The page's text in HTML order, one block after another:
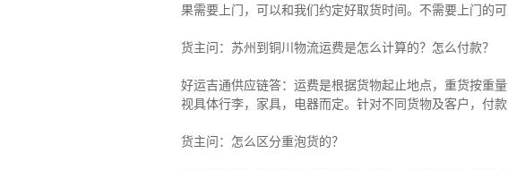
果需要上门，可以和我们约定好取货时间。不需要上门的
货主问：苏州到铜川物流运费是怎么计算的？怎么付款？
好运吉通供应链答：运费是根据货物起止地点，重货按重
视具体行李，家具，电器而定。针对不同货物及客户，付
货主问：怎么区分重泡货的？